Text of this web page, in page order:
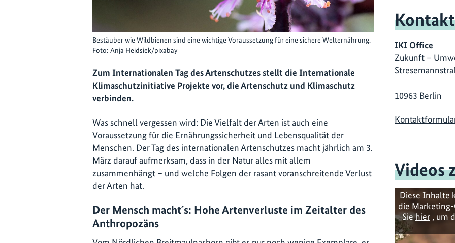
Bestäuber wie Wildbienen sind eine wichtige Voraussetzung für eine sichere Welternährung.
Foto: Anja Heidsiek/pixabay
Zum Internationalen Tag des Artenschutzes stellt die Internationale
Klimaschutzinitiative Projekte vor, die Artenschutz und Klimaschutz
verbinden.
Was schnell vergessen wird: Die Vielfalt der Arten ist auch eine
Voraussetzung für die Ernährungssicherheit und Lebensqualität der
Menschen. Der Tag des internationalen Artenschutzes macht jährlich am 3.
März darauf aufmerksam, dass in der Natur alles mit allem
zusammenhängt – und welche Folgen der rasant voranschreitende Verlust
der Arten hat.
Der Mensch macht´s: Hohe Artenverluste im Zeitalter des
Anthropozäns
Kontakt
IKI Office
Zukunft –
10963 Berlin
Videos
Diese Inhalte
die
Siehier , um